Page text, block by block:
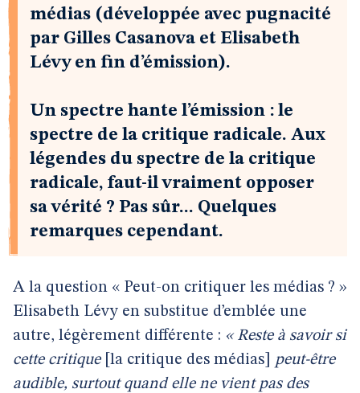
médias (développée avec pugnacité
par Gilles Casanova et Elisabeth
Lévy en fin d’émission).
Un spectre hante l’émission : le
spectre de la critique radicale. Aux
légendes du spectre de la critique
radicale, faut-il vraiment opposer
sa vérité ? Pas sûr... Quelques
remarques cependant.
A la question « Peut-on critiquer les médias ? »
Elisabeth Lévy en substitue d’emblée une
autre, légèrement différente : « Reste à savoir si
cette critique [la critique des médias]
peut-être
audible, surtout quand elle ne vient pas des